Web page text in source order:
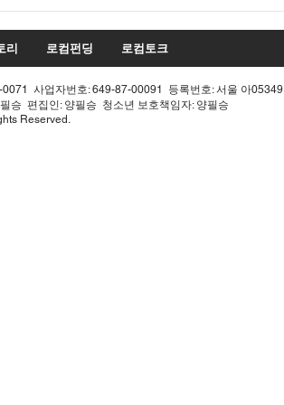
리 로컴펀딩 로컴토크
사업자번호: 649-87-00091 등록번호: 서울 아05349
승 편집인: 양필승 청소년 보호책임자: 양필승
Reserved.